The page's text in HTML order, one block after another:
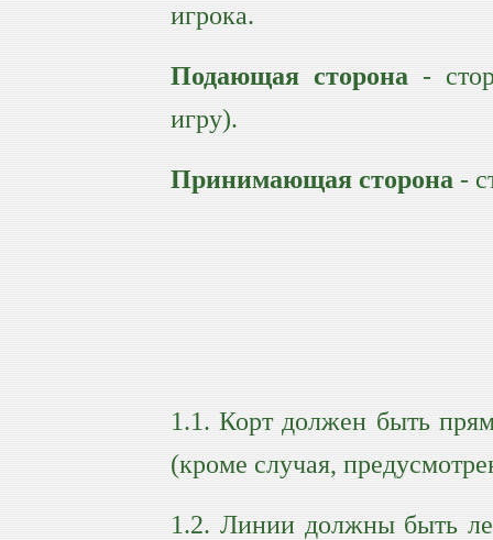
игрока.
Подающая сторона -
игру).
Принимающая сторона -
1.1. Корт должен быть
(кроме случая,
1.2. Линии должны быть